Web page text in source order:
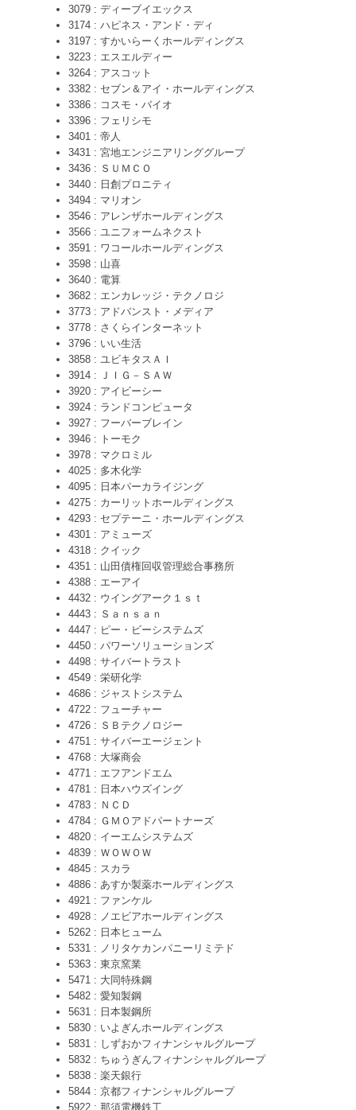
3079 : ディーブイエックス
3174 : ハピネス・アンド・ディ
3197 : すかいらーくホールディングス
3223 : エスエルディー
3264 : アスコット
3382 : セブン＆アイ・ホールディングス
3386 : コスモ・バイオ
3396 : フェリシモ
3401 : 帝人
3431 : 宮地エンジニアリンググループ
3436 : ＳＵＭＣＯ
3440 : 日創プロニティ
3494 : マリオン
3546 : アレンザホールディングス
3566 : ユニフォームネクスト
3591 : ワコールホールディングス
3598 : 山喜
3640 : 電算
3682 : エンカレッジ・テクノロジ
3773 : アドバンスト・メディア
3778 : さくらインターネット
3796 : いい生活
3858 : ユビキタスＡＩ
3914 : ＪＩＧ－ＳＡＷ
3920 : アイビーシー
3924 : ランドコンピュータ
3927 : フーバーブレイン
3946 : トーモク
3978 : マクロミル
4025 : 多木化学
4095 : 日本パーカライジング
4275 : カーリットホールディングス
4293 : セプテーニ・ホールディングス
4301 : アミューズ
4318 : クイック
4351 : 山田債権回収管理総合事務所
4388 : エーアイ
4432 : ウイングアーク１ｓｔ
4443 : Ｓａｎｓａｎ
4447 : ピー・ビーシステムズ
4450 : パワーソリューションズ
4498 : サイバートラスト
4549 : 栄研化学
4686 : ジャストシステム
4722 : フューチャー
4726 : ＳＢテクノロジー
4751 : サイバーエージェント
4768 : 大塚商会
4771 : エフアンドエム
4781 : 日本ハウズイング
4783 : ＮＣＤ
4784 : ＧＭＯアドパートナーズ
4820 : イーエムシステムズ
4839 : ＷＯＷＯＷ
4845 : スカラ
4886 : あすか製薬ホールディングス
4921 : ファンケル
4928 : ノエビアホールディングス
5262 : 日本ヒューム
5331 : ノリタケカンパニーリミテド
5363 : 東京窯業
5471 : 大同特殊鋼
5482 : 愛知製鋼
5631 : 日本製鋼所
5830 : いよぎんホールディングス
5831 : しずおかフィナンシャルグループ
5832 : ちゅうぎんフィナンシャルグループ
5838 : 楽天銀行
5844 : 京都フィナンシャルグループ
5922 : 那須電機鉄工